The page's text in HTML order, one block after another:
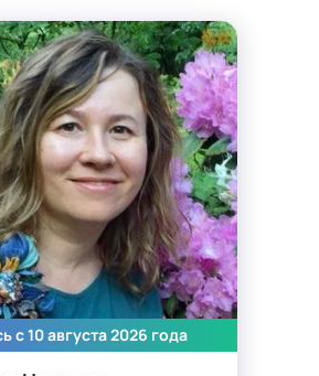
и беспорядок.
«В человеке всё должно быть
одежда и душа и мысли».
с 10 августа 2026 года